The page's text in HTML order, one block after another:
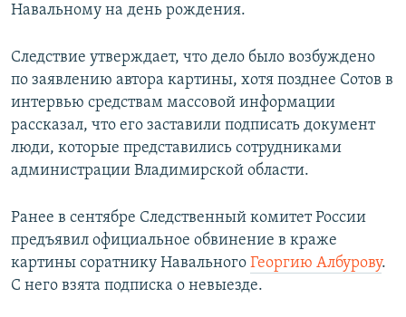
Навальному на день рождения.
Следствие утверждает, что дело было возбуждено
по заявлению автора картины, хотя позднее Сотов в
интервью средствам массовой информации
рассказал, что его заставили подписать документ
люди, которые представились сотрудниками
администрации Владимирской области.
Ранее в сентябре Следственный комитет России
предъявил официальное обвинение в краже
картины соратнику Навального Георгию Албурову.
С него взята подписка о невыезде.